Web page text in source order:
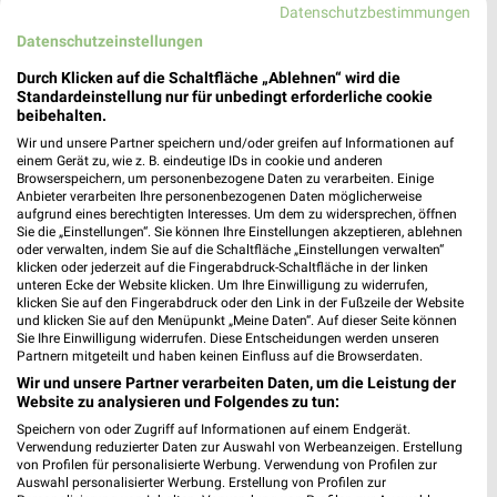
Gültig 2026
0 km
DocMorris
0 km
Frühjahr / Sommer 2026
Gültig bis So. 13.09.
Datenschutzbestimmungen
Datenschutzeinstellungen
Durch Klicken auf die Schaltfläche „Ablehnen“ wird die
Standardeinstellung nur für unbedingt erforderliche cookie
beibehalten.
Wir und unsere Partner speichern und/oder greifen auf Informationen auf
einem Gerät zu, wie z. B. eindeutige IDs in cookie und anderen
Browserspeichern, um personenbezogene Daten zu verarbeiten. Einige
Anbieter verarbeiten Ihre personenbezogenen Daten möglicherweise
aufgrund eines berechtigten Interesses. Um dem zu widersprechen, öffnen
Sie die „Einstellungen“. Sie können Ihre Einstellungen akzeptieren, ablehnen
oder verwalten, indem Sie auf die Schaltfläche „Einstellungen verwalten“
klicken oder jederzeit auf die Fingerabdruck-Schaltfläche in der linken
unteren Ecke der Website klicken. Um Ihre Einwilligung zu widerrufen,
klicken Sie auf den Fingerabdruck oder den Link in der Fußzeile der Website
und klicken Sie auf den Menüpunkt „Meine Daten“. Auf dieser Seite können
Sie Ihre Einwilligung widerrufen. Diese Entscheidungen werden unseren
Partnern mitgeteilt und haben keinen Einfluss auf die Browserdaten.
Wir und unsere Partner verarbeiten Daten, um die Leistung der
Website zu analysieren und Folgendes zu tun:
Speichern von oder Zugriff auf Informationen auf einem Endgerät.
Verwendung reduzierter Daten zur Auswahl von Werbeanzeigen. Erstellung
von Profilen für personalisierte Werbung. Verwendung von Profilen zur
Auswahl personalisierter Werbung. Erstellung von Profilen zur